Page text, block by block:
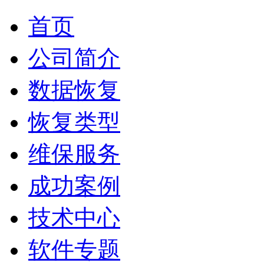
首页
公司简介
数据恢复
恢复类型
维保服务
成功案例
技术中心
软件专题